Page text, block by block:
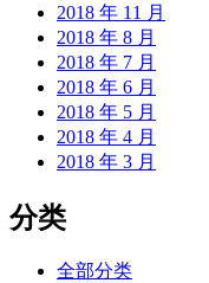
2018 年 11 月
2018 年 8 月
2018 年 7 月
2018 年 6 月
2018 年 5 月
2018 年 4 月
2018 年 3 月
分类
全部分类